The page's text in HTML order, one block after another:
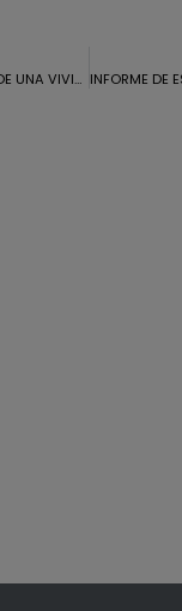
CERTIFICACION HIPOTECARIA DE OBRAS DE UNA VIVIENDA EN CALAÑAS